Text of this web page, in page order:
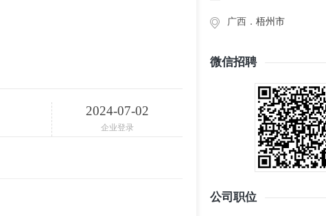
2024-07-02
企业登录
广西． 梧州市
微信招聘
公司职位